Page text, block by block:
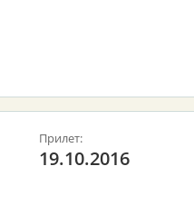
Прилет:
19.10.2016